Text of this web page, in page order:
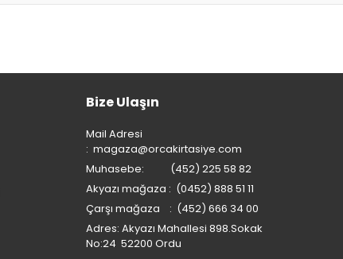
Bize Ulaşın
Mail Adresi
: magaza@orcakirtasiye.com
Muhasebe: (452) 225 58 82
Akyazı mağaza : (0452) 888 51 11
Çarşı mağaza : (452) 666 34 00
Adres: Akyazı Mahallesi 898.Sokak
No:24 52200 Ordu